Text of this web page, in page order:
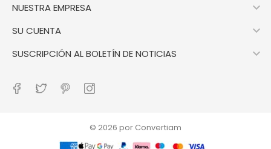
NUESTRA EMPRESA 
SU CUENTA 
SUSCRIPCIÓN AL BOLETÍN DE NOTICIAS 
© 2026 por Convertiam